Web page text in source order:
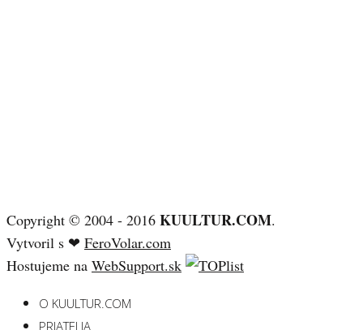
Copyright © 2004 - 2016 KUULTUR.COM.
Vytvoril s ❤ FeroVolar.com
Hostujeme na WebSupport.sk
O KUULTUR.COM
PRIATELIA